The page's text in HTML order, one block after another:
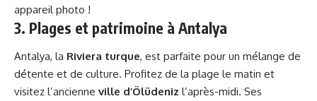
appareil photo !
3. Plages et patrimoine à Antalya
Antalya, la Riviera turque, est parfaite pour un mélange de
détente et de culture. Profitez de la plage le matin et
visitez l’ancienne ville d’Ölüdeniz l’après-midi. Ses